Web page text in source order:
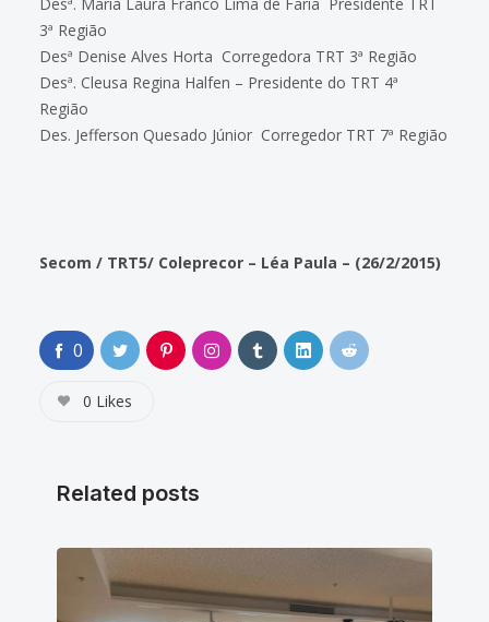
3ª Região
Desª Denise Alves Horta  Corregedora TRT 3ª Região
Desª. Cleusa Regina Halfen – Presidente do TRT 4ª
Região
Des. Jefferson Quesado Júnior  Corregedor TRT 7ª Região
Secom / TRT5/ Coleprecor – Léa Paula – (26/2/2015)
0
0 Likes
Related posts